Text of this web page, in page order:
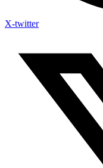
X-twitter